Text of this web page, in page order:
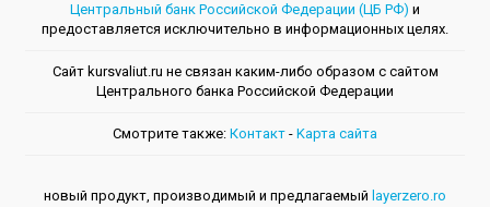
Центральный банк Российской Федерации (ЦБ РФ) и
предоставляется исключительно в информационных целях.
Сайт kursvaliut.ru не связан каким-либо образом с сайтом
Центрального банкa Российской Федерации
Смотрите также: Контакт - Kарта сайта
новый продукт, производимый и предлагаемый layerzero.ro